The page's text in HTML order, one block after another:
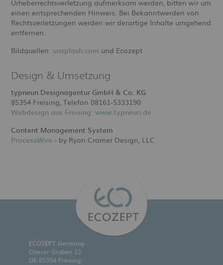
Urheberrechtsverletzung aufmerksam werden, bitten wir um
einen entsprechenden Hinweis. Bei Bekanntwerden von
Rechtsverletzungen werden wir derartige Inhalte umgehend
entfernen.
Bildquellen: unsplash.com und Ecozept
Design & Umsetzung
typneun Designagentur GmbH & Co. KG
85354 Freising, Telefon 08161-5333190
Webdesign aus Freising: www.typneun.de
Content Management System
ProcessWire - by Ryan Cramer Design, LLC
ECOZEPT Germany
Oberer Graben 22
DE-85354 Freising